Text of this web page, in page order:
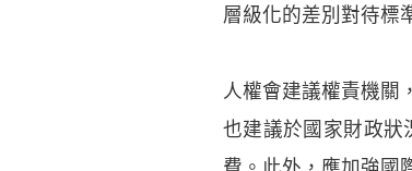
層級化的差別對待標
人權會建議權責機關
也建議於國家財政狀